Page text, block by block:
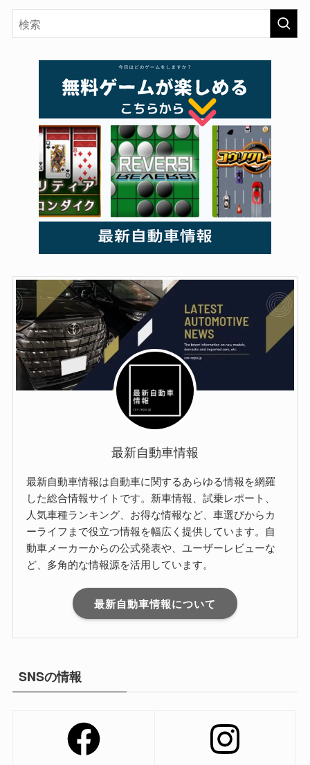
最新自動車情報
最新自動車情報は自動車に関するあらゆる情報を網羅
した総合情報サイトです。新車情報、試乗レポート、
人気車種ランキング、お得な情報など、車選びからカ
ーライフまで役立つ情報を幅広く提供しています。自
動車メーカーからの公式発表や、ユーザーレビューな
ど、多角的な情報源を活用しています。
最新自動車情報について
SNSの情報